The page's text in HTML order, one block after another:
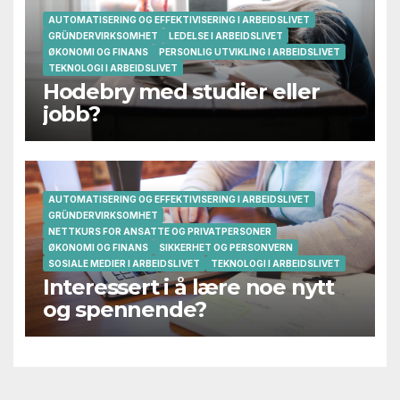
AUTOMATISERING OG EFFEKTIVISERING I ARBEIDSLIVET
GRÜNDERVIRKSOMHET
LEDELSE I ARBEIDSLIVET
ØKONOMI OG FINANS
PERSONLIG UTVIKLING I ARBEIDSLIVET
TEKNOLOGI I ARBEIDSLIVET
Hodebry med studier eller
jobb?
AUTOMATISERING OG EFFEKTIVISERING I ARBEIDSLIVET
GRÜNDERVIRKSOMHET
NETTKURS FOR ANSATTE OG PRIVATPERSONER
ØKONOMI OG FINANS
SIKKERHET OG PERSONVERN
SOSIALE MEDIER I ARBEIDSLIVET
TEKNOLOGI I ARBEIDSLIVET
Interessert i å lære noe nytt
og spennende?